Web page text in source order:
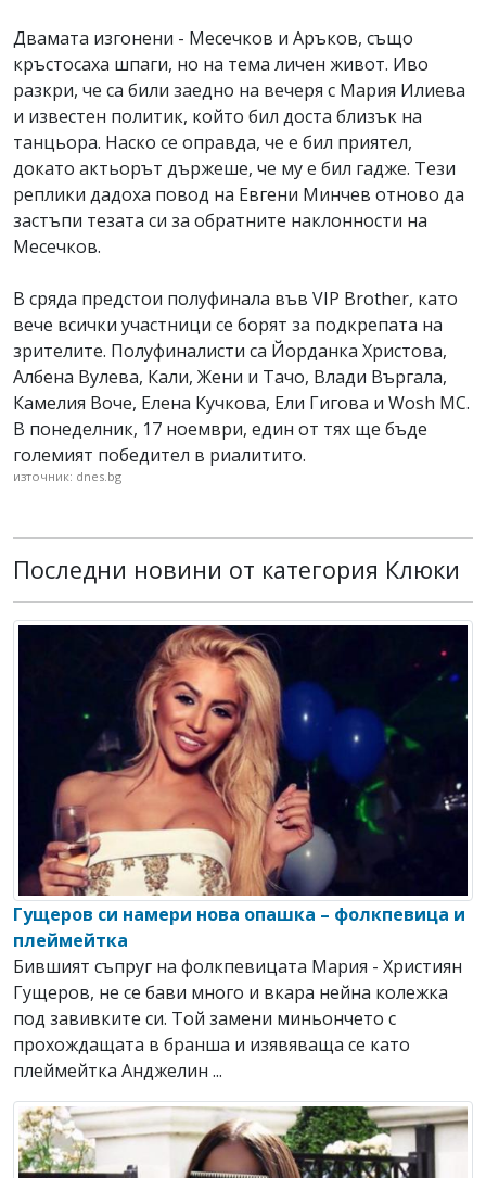
Двамата изгонени - Месечков и Аръков, също
кръстосаха шпаги, но на тема личен живот. Иво
разкри, че са били заедно на вечеря с Мария Илиева
и известен политик, който бил доста близък на
танцьора. Наско се оправда, че е бил приятел,
докато актьорът държеше, че му е бил гадже. Тези
реплики дадоха повод на Евгени Минчев отново да
застъпи тезата си за обратните наклонности на
Месечков.
В сряда предстои полуфинала във VIP Brother, като
вече всички участници се борят за подкрепата на
зрителите. Полуфиналисти са Йорданка Христова,
Албена Вулева, Кали, Жени и Тачо, Влади Въргала,
Камелия Воче, Елена Кучкова, Ели Гигова и Wosh MC.
В понеделник, 17 ноември, един от тях ще бъде
големият победител в риалитито.
източник: dnes.bg
Последни новини от категория Клюки
Гущеров си намери нова опашка – фолкпевица и
плеймейтка
Бившият съпруг на фолкпевицата Мария - Християн
Гущеров, не се бави много и вкара нейна колежка
под завивките си. Той замени миньончето с
прохождащата в бранша и изявяваща се като
плеймейтка Анджелин ...